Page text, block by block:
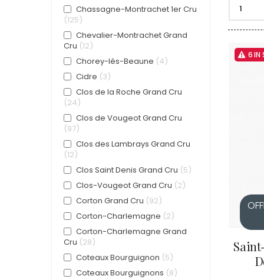
CLOS DE
CLOS
COCHE
COLIN-
COMTE
Chassagne-Montrachet 1er Cru
125
Chevalier-Montrachet Grand
Cru 12
Chorey-lès-Beaune 4
Cidre 3
Clos de la Roche Grand Cru
24
Clos de Vougeot Grand Cru
97
Clos des Lambrays Grand Cru
12
Clos Saint Denis Grand Cru 5
Clos-Vougeot Grand Cru 2
Corton Grand Cru 92
Corton-Charlemagne 2
Corton-Charlemagne Grand
Cru 28
Coteaux Bourguignon 5
Coteaux Bourguignons 8
6 IN